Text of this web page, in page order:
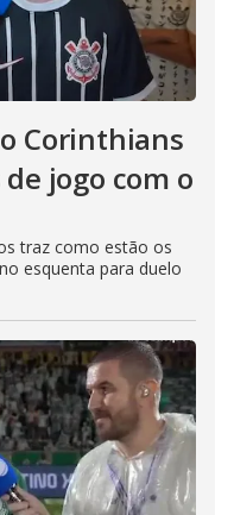
Corinthians
jogo com o
traz como estão os
esquenta para duelo